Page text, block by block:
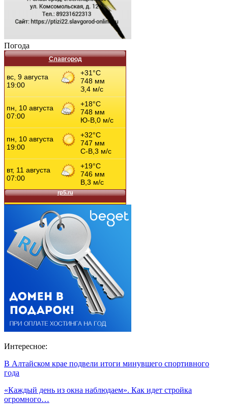
Погода
Славгород
Интересное:
В Алтайском крае подвели итоги минувшего спортивного
года
«Каждый день из окна наблюдаем». Как идет стройка
огромного…